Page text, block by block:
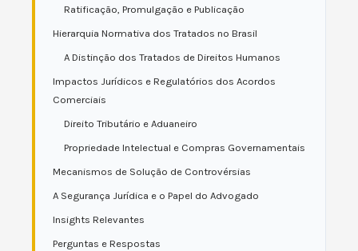
Ratificação, Promulgação e Publicação
Hierarquia Normativa dos Tratados no Brasil
A Distinção dos Tratados de Direitos Humanos
Impactos Jurídicos e Regulatórios dos Acordos
Comerciais
Direito Tributário e Aduaneiro
Propriedade Intelectual e Compras Governamentais
Mecanismos de Solução de Controvérsias
A Segurança Jurídica e o Papel do Advogado
Insights Relevantes
Perguntas e Respostas